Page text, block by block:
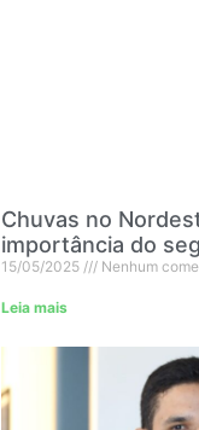
Chuvas no
importância do
15/05/2025 Nenhum
Leia mais